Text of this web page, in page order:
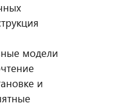
модели
и